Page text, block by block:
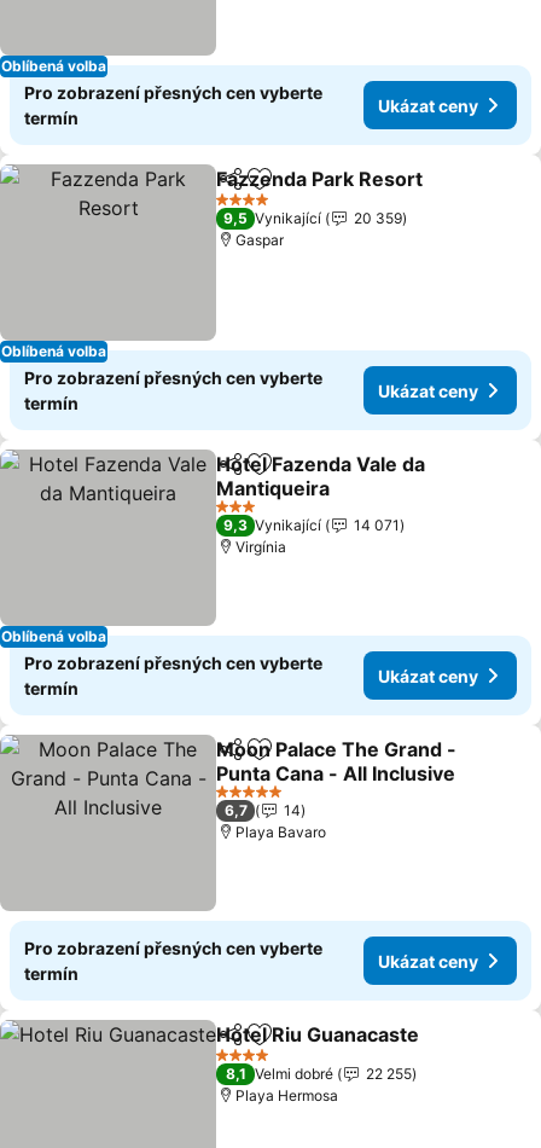
Oblíbená volba
Pro zobrazení přesných cen vyberte
termín
Ukázat ceny
Oblíbená volba
SdíletPřidat na seznam oblíbených
Fazzenda Park Resort
4 Počet hvězdiček
9,5 Vynikající
20 359
Gaspar
Pro zobrazení přesných cen vyberte
termín
Ukázat ceny
Oblíbená volba
SdíletPřidat na seznam oblíbených
Hotel Fazenda Vale da
Mantiqueira
3 Počet hvězdiček
9,3 Vynikající
14 071
Virgínia
Pro zobrazení přesných cen vyberte
termín
Ukázat ceny
SdíletPřidat na seznam oblíbených
Moon Palace The Grand -
Punta Cana - All Inclusive
5 Počet hvězdiček
6,7
14
Playa Bavaro
Pro zobrazení přesných cen vyberte
termín
Ukázat ceny
SdíletPřidat na seznam oblíbených
Hotel Riu Guanacaste
4 Počet hvězdiček
8,1 Velmi dobré
22 255
Playa Hermosa